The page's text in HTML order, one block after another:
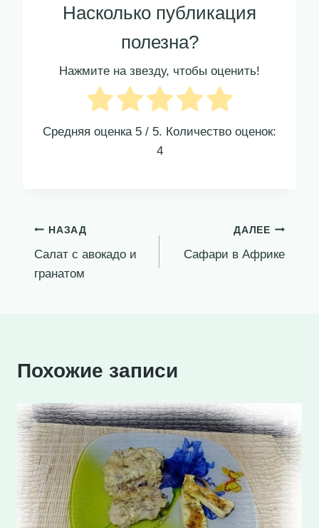
Насколько публикация
полезна?
Нажмите на звезду, чтобы оценить!
Средняя оценка 5 / 5. Количество оценок:
4
Навигация
по
НАЗАД
Салат с авокадо и
гранатом
ДАЛЕЕ
Сафари в Африке
Похожие записи